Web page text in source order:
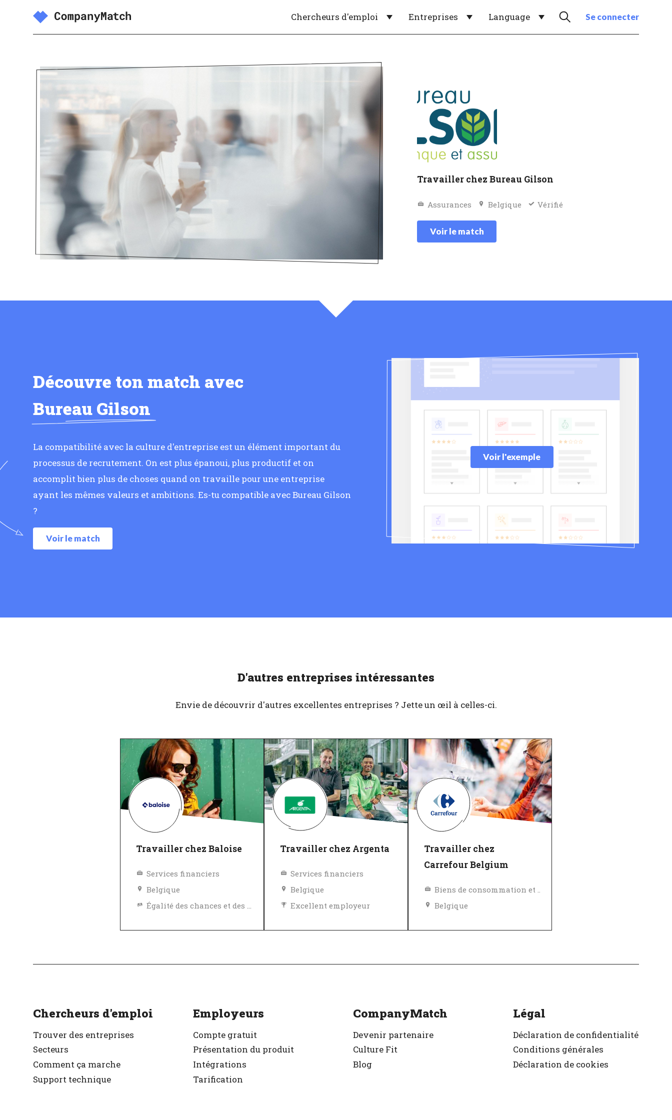
Chercheurs d'emploi Entreprises Language Se connecter
Travailler chez Bureau Gilson
Assurances Belgique Vérifié
Voir le match
Découvre ton match avec
Bureau Gilson
La compatibilité avec la culture d'entreprise est un élément important du
processus de recrutement. On est plus épanoui, plus productif et on
accomplit bien plus de choses quand on travaille pour une entreprise
ayant les mêmes valeurs et ambitions. Es-tu compatible avec Bureau Gilson
?
Voir le match
Voir l'exemple
D'autres entreprises intéressantes
Envie de découvrir d'autres excellentes entreprises ? Jette un œil à celles-ci.
Travailler chez Baloise
Services financiers
Belgique
Égalité des chances et des avantages
Travailler chez Argenta
Services financiers
Belgique
Excellent employeur
Travailler chez
Carrefour Belgium
Biens de consommation et Vente au détail
Belgique
Chercheurs d'emploi
Trouver des entreprises
Secteurs
Comment ça marche
Support technique
Employeurs
Compte gratuit
Présentation du produit
Intégrations
Tarification
CompanyMatch
Devenir partenaire
Culture Fit
Blog
Légal
Déclaration de confidentialité
Conditions générales
Déclaration de cookies